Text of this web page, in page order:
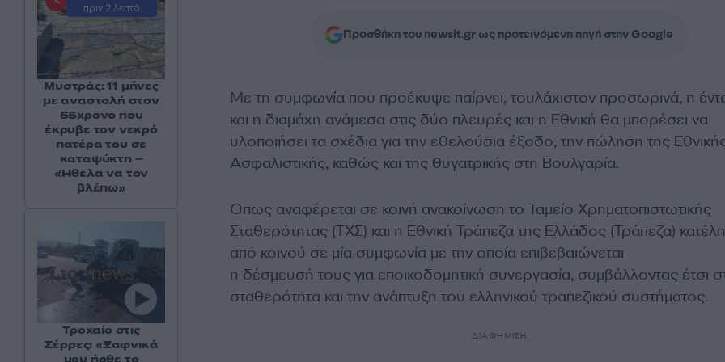
Προσθήκη του newsit.gr ως προτεινόμενη πηγή στην Google
Με τη συμφωνία που προέκυψε παίρνει, τουλάχιστον προσωρινά, η
και η διαμάχη ανάμεσα στις δύο πλευρές και η Εθνική θα μπορέσει να
υλοποιήσει τα σχέδια για την εθελούσια έξοδο, την πώληση της
Ασφαλιστικής, καθώς και της θυγατρικής στη Βουλγαρία.
Οπως αναφέρεται σε κοινή ανακοίνωση το Ταμείο Χρηματοπιστωτικής
Σταθερότητας (ΤΧΣ) και η Εθνική Τράπεζα της Ελλάδος (Τράπεζα)
από κοινού σε μία συμφωνία με την οποία επιβεβαιώνεται
η δέσμευσή τους για εποικοδομητική συνεργασία, συμβάλλοντας έτσι
σταθερότητα και την ανάπτυξη του ελληνικού τραπεζικού συστήματος.
ΔΙΑΦΗΜΙΣΗ
πριν 2 λεπτά
Μυστράς: 11 μήνες
με αναστολή στον
55χρονο που
έκρυβε τον νεκρό
πατέρα του σε
καταψύκτη –
«Ήθελα να τον
βλέπω»
Τροχαίο στις
Σέρρες: «Ξαφνικά